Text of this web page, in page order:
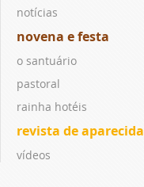
notícias
novena e festa
o santuário
pastoral
rainha hotéis
revista de aparecida
vídeos